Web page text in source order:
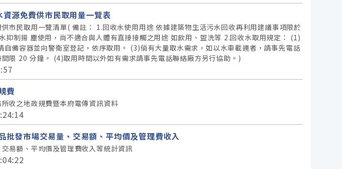
源免費供市民取用量一覽表
市民取用一覽清單( 備註： 1.回收水使用用途 依據建築物生活污水回收再利用建議事項限於
抑制揚 塵使用，尚不適合與人體有直接接觸之用途 如飲用、盥洗等 2.回收水取用規定： (1)
備容器並向警衛室登記，依序取用。 (3)倘有大量取水需求，如以水車載運者，請事先電話
限 20 分鐘。 (4)取用時間以外如有需求請事先電話聯絡廠方另行協助。)
費
收之地政規費暨本府電傳資訊資料
發市場交易量、交易額、平均價及管理費收入
易額、平均價及管理費收入等統計資訊